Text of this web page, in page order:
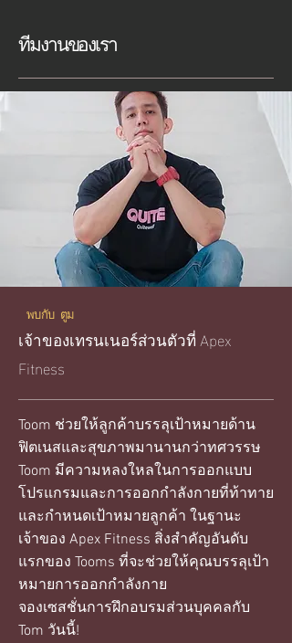
ทีมงานของเรา
พบกับ ตูม
เจ้าของเทรนเนอร์ส่วนตัวที่ Apex
Fitness
Toom ช่วยให้ลูกค้าบรรลุเป้าหมายด้าน
ฟิตเนสและสุขภาพมานานกว่าทศวรรษ
Toom มีความหลงใหลในการออกแบบ
โปรแกรมและการออกกำลังกายที่ท้าทาย
และกำหนดเป้าหมายลูกค้า ในฐานะ
เจ้าของ Apex Fitness สิ่งสำคัญอันดับ
แรกของ Tooms ที่จะช่วยให้คุณบรรลุเป้า
หมายการออกกำลังกาย
จองเซสชั่นการฝึกอบรมส่วนบุคคลกับ
Tom วันนี้!